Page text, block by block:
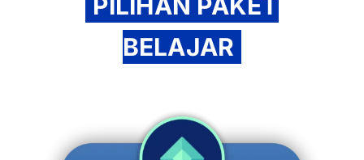
BELAJAR